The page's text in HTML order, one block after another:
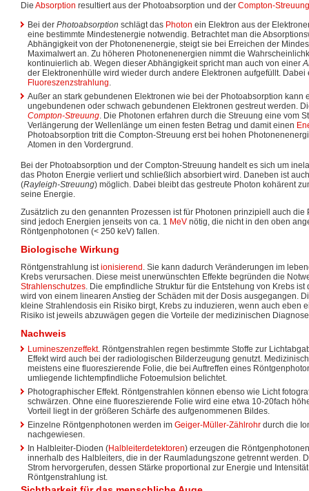
Die Absorption resultiert aus der Photoabsorption und der Compton-Streuung
Bei der Photoabsorption schlägt das Photon ein Elektron aus der
eine bestimmte Mindestenergie notwendig. Betrachtet man die
Abhängigkeit von der Photonenenergie, steigt sie bei Erreichen der
Maximalwert an. Zu höheren Photonenenergien nimmt die
kontinuierlich ab. Wegen dieser Abhängigkeit spricht man auch von einer
der Elektronenhülle wird wieder durch andere Elektronen aufgefüllt.
Fluoreszenzstrahlung.
Außer an stark gebundenen Elektronen wie bei der Photoabsorption kann
ungebundenen oder schwach gebundenen Elektronen gestreut werden.
Compton-Streuung. Die Photonen erfahren durch die Streuung eine vom
Verlängerung der Wellenlänge um einen festen Betrag und damit einen
Photoabsorption tritt die Compton-Streuung erst bei hohen
Atomen in den Vordergrund.
Bei der Photoabsorption und der Compton-Streuung handelt es sich um
das Photon Energie verliert und schließlich absorbiert wird. Daneben ist
(Rayleigh-Streuung) möglich. Dabei bleibt das gestreute Photon kohärent
seine Energie.
Zusätzlich zu den genannten Prozessen ist für Photonen prinzipiell auch
sind jedoch Energien jenseits von ca. 1 MeV nötig, die nicht in den oben
Röntgenphotonen (< 250 keV) fallen.
Biologische Wirkung
Röntgenstrahlung istionisierend . Sie kann dadurch Veränderungen im
Krebs verursachen. Diese meist unerwünschten Effekte begründen die
Strahlenschutzes. Die empfindliche Struktur für die Entstehung von Krebs ist
wird von einem linearen Anstieg der Schäden mit der Dosis ausgegangen.
kleine Strahlendosis ein Risiko birgt, Krebs zu induzieren, wenn auch eben
Risiko ist jeweils abzuwägen gegen die Vorteile der medizinischen
Nachweis
Lumineszenzeffekt. Röntgenstrahlen regen bestimmte Stoffe zur
Effekt wird auch bei der radiologischen Bilderzeugung genutzt.
meistens eine fluoreszierende Folie, die bei Auftreffen eines
umliegende lichtempfindliche Fotoemulsion belichtet.
Photographischer Effekt. Röntgenstrahlen können ebenso wie Licht
schwärzen. Ohne eine fluoreszierende Folie wird eine etwa 10-20fach
Vorteil liegt in der größeren Schärfe des aufgenommenen Bildes.
Einzelne Röntgenphotonen werden im Geiger-Müller-Zählrohr durch die
nachgewiesen.
In Halbleiter-Dioden (Halbleiterdetektoren) erzeugen die
innerhalb des Halbleiters, die in der Raumladungszone getrennt werden.
Strom hervorgerufen, dessen Stärke proportional zur Energie und
Röntgenstrahlung ist.